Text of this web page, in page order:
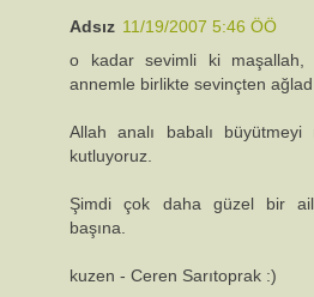
Adsız 11/19/2007 5:46 ÖÖ
o kadar sevimli ki maşallah,
annemle birlikte sevinçten
Allah analı babalı
kutluyoruz.
Şimdi çok daha güzel bir
başına.
kuzen - Ceren Sarıtoprak :)